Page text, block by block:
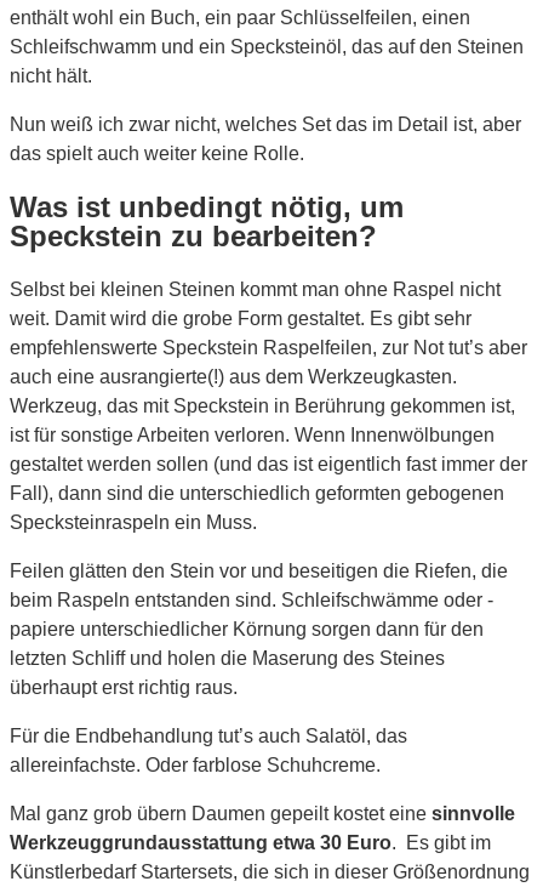
enthält wohl ein Buch, ein paar Schlüsselfeilen, einen
Schleifschwamm und ein Specksteinöl, das auf den Steinen
nicht hält.
Nun weiß ich zwar nicht, welches Set das im Detail ist, aber
das spielt auch weiter keine Rolle.
Was ist unbedingt nötig, um
Speckstein zu bearbeiten?
Selbst bei kleinen Steinen kommt man ohne Raspel nicht
weit. Damit wird die grobe Form gestaltet. Es gibt sehr
empfehlenswerte Speckstein Raspelfeilen, zur Not tut’s aber
auch eine ausrangierte(!) aus dem Werkzeugkasten.
Werkzeug, das mit Speckstein in Berührung gekommen ist,
ist für sonstige Arbeiten verloren. Wenn Innenwölbungen
gestaltet werden sollen (und das ist eigentlich fast immer der
Fall), dann sind die unterschiedlich geformten gebogenen
Specksteinraspeln ein Muss.
Feilen glätten den Stein vor und beseitigen die Riefen, die
beim Raspeln entstanden sind. Schleifschwämme oder -
papiere unterschiedlicher Körnung sorgen dann für den
letzten Schliff und holen die Maserung des Steines
überhaupt erst richtig raus.
Für die Endbehandlung tut’s auch Salatöl, das
allereinfachste. Oder farblose Schuhcreme.
Mal ganz grob übern Daumen gepeilt kostet eine sinnvolle
Werkzeuggrundausstattung etwa 30 Euro. Es gibt im
Künstlerbedarf Startersets, die sich in dieser Größenordnung